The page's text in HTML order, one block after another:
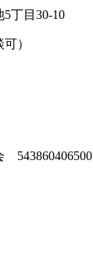
丁目30-10
）
543860406500